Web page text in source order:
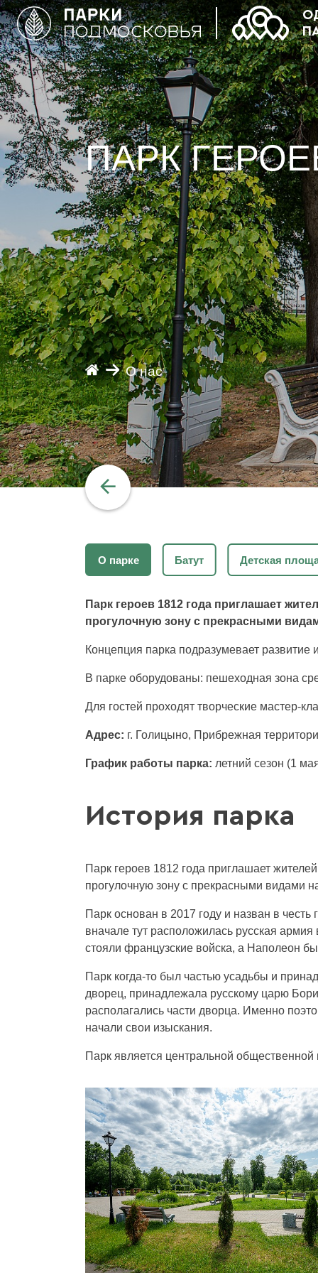
ПАРК
О нас
О парке Батут Детская
Парк героев 1812 года приглашает
прогулочную зону с прекрасными
Концепция парка подразумевает развитие
В парке оборудованы: пешеходная зона
Для гостей проходят творческие мастер-
Адрес: г. Голицыно, Прибрежная
График работы парка: летний сезон (1
История парка
Парк героев 1812 года приглашает
прогулочную зону с прекрасными видами
Парк основан в 2017 году и назван в
вначале тут расположилась русская
стояли французские войска, а Наполеон
Парк когда-то был частью усадьбы и
дворец, принадлежала русскому царю
располагались части дворца. Именно
начали свои изыскания.
Парк является центральной